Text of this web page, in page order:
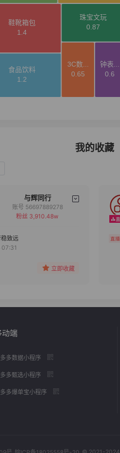
我的收藏
与辉同行
备注
账号 56697889278
粉丝 3,910.48w
致远
立即收藏
动端
多数据小程序
多甄选小程序
多爆单宝小程序